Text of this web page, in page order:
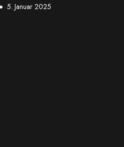
5. Januar 2025